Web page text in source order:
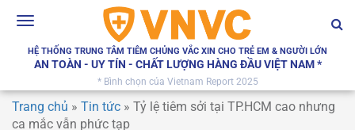
Toggle
HỆ THỐNG TRUNG TÂM TIÊM CHỦNG VẮC XIN CHO TRẺ EM & NGƯỜI LỚN
AN TOÀN - UY TÍN - CHẤT LƯỢNG HÀNG ĐẦU VIỆT NAM *
* Bình chọn của Vietnam Report 2025
Trang chủ » Tin tức » Tỷ lệ tiêm sởi tại TP.HCM cao nhưng
ca mắc vẫn phức tạp